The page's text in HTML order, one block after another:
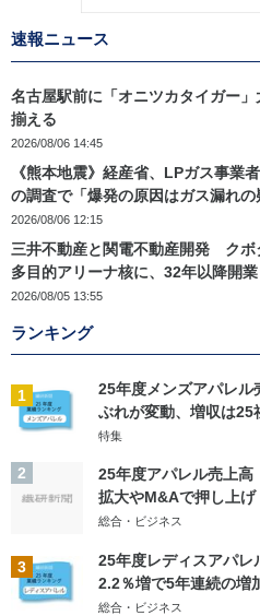
速報ニュース
名古屋駅前に「オニツカタイガー
揃える
2026/08/06 14:45
《熊本地震》経産省、LPガス事
の調査で「爆発の原因はガス漏れの
2026/08/06 12:15
三井不動産と関電不動産開発 ク
多目的アリーナ核に、32年以降開業
2026/08/05 13:55
ランキング
1
25年度メンズアパレ
ぶれが変動、増収は25
特集
2
25年度アパレル売上
拡大やM&Aで押し上げ
総合・ビジネス
3
25年度レディスアパ
2.2％増で5年連続の増
総合・ビジネス